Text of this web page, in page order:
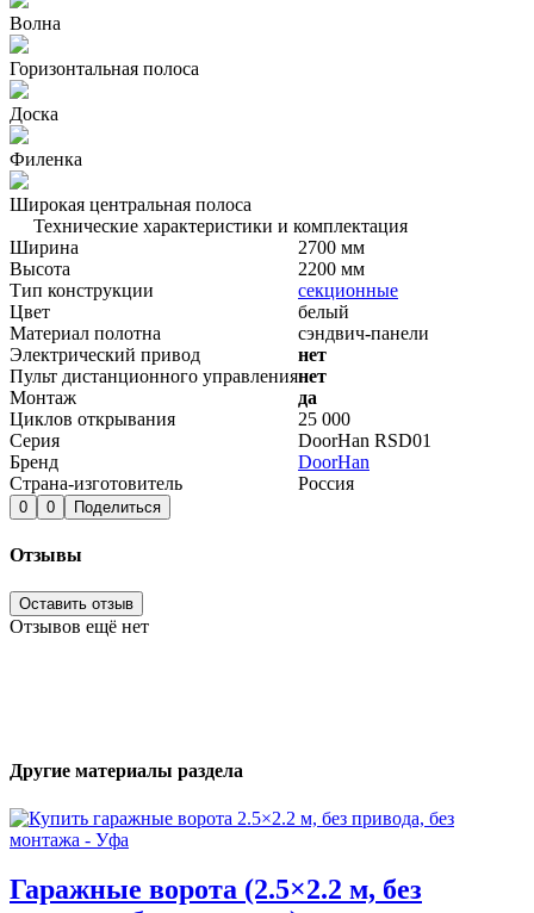
Волна
Горизонтальная полоса
Доска
Филенка
Широкая центральная полоса
Технические характеристики и комплектация
Ширина
2700 мм
Высота
2200 мм
Тип конструкции
секционные
Цвет
белый
Материал полотна
сэндвич-панели
Электрический привод
нет
Пульт дистанционного управлениянет
Монтаж
да
Циклов открывания
25 000
Серия
DoorHan RSD01
Бренд
DoorHan
Страна-изготовитель
Россия
0 0 Поделиться
Отзывы
Оставить отзыв
Отзывов ещё нет
Другие материалы раздела
Гаражные ворота (2.5×2.2 м, без